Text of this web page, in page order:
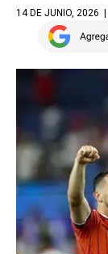
14 DE JUNIO, 2026